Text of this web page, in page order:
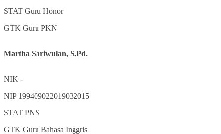
STAT Guru Honor
GTK Guru PKN
Martha Sariwulan, S.Pd.
NIK -
NIP 199409022019032015
STAT PNS
GTK Guru Bahasa Inggris